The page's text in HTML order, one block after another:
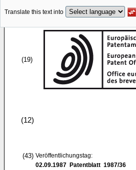
Translate this text into
(19)
(12)
(43) Veröffentlichungstag:
02.09.1987 Patentblatt 1987/36